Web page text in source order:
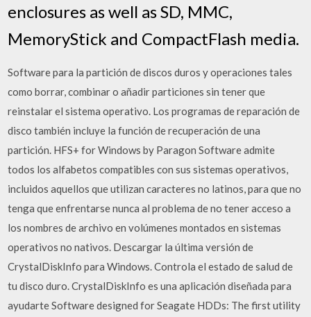
enclosures as well as SD, MMC,
MemoryStick and CompactFlash media.
Software para la partición de discos duros y operaciones tales
como borrar, combinar o añadir particiones sin tener que
reinstalar el sistema operativo. Los programas de reparación de
disco también incluye la función de recuperación de una
partición. HFS+ for Windows by Paragon Software admite
todos los alfabetos compatibles con sus sistemas operativos,
incluidos aquellos que utilizan caracteres no latinos, para que no
tenga que enfrentarse nunca al problema de no tener acceso a
los nombres de archivo en volúmenes montados en sistemas
operativos no nativos. Descargar la última versión de
CrystalDiskInfo para Windows. Controla el estado de salud de
tu disco duro. CrystalDiskInfo es una aplicación diseñada para
ayudarte Software designed for Seagate HDDs: The first utility